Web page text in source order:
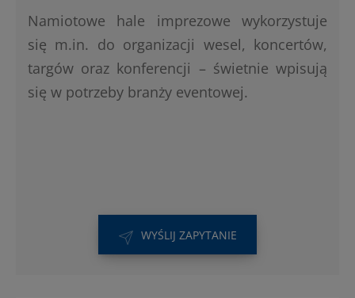
Namiotowe hale imprezowe wykorzystuje
się m.in. do organizacji wesel, koncertów,
targów oraz konferencji – świetnie wpisują
się w potrzeby branży eventowej.
WYŚLIJ ZAPYTANIE